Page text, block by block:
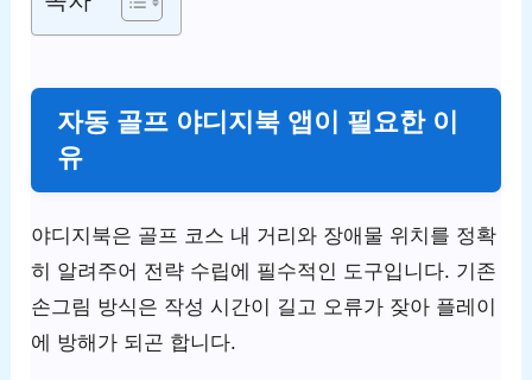
자동 골프 야디지북 앱이 필요한 이
유
야디지북은 골프 코스 내 거리와 장애물 위치를 정확
히 알려주어 전략 수립에 필수적인 도구입니다. 기존
손그림 방식은 작성 시간이 길고 오류가 잦아 플레이
에 방해가 되곤 합니다.